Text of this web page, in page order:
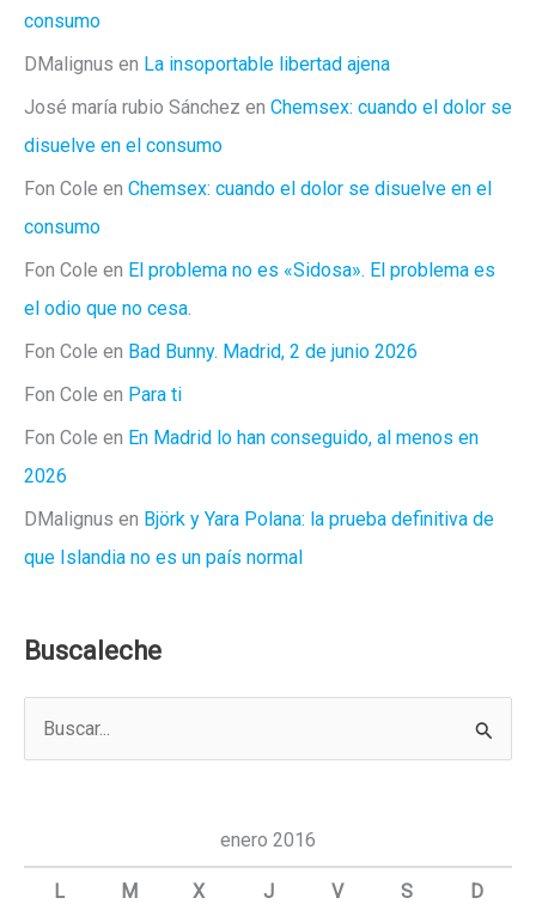
consumo
DMalignus en La insoportable libertad ajena
José maría rubio Sánchez en Chemsex: cuando el dolor se
disuelve en el consumo
Fon Cole en Chemsex: cuando el dolor se disuelve en el
consumo
Fon Cole en El problema no es «Sidosa». El problema es
el odio que no cesa.
Fon Cole en Bad Bunny. Madrid, 2 de junio 2026
Fon Cole en Para ti
Fon Cole en En Madrid lo han conseguido, al menos en
2026
DMalignus en Björk y Yara Polana: la prueba definitiva de
que Islandia no es un país normal
Buscaleche
a
enero 2016
L M X J V S D